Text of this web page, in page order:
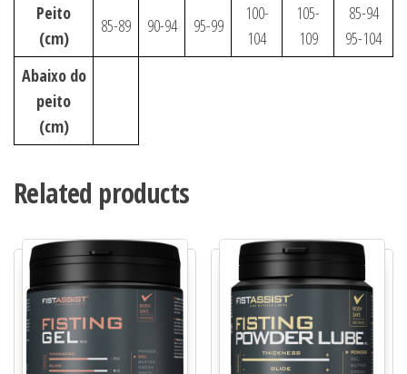
Peito
(cm)
85-89 90-94 95-99
100-
104
105-
109
85-94
95-104
Abaixo do
peito
(cm)
Related products